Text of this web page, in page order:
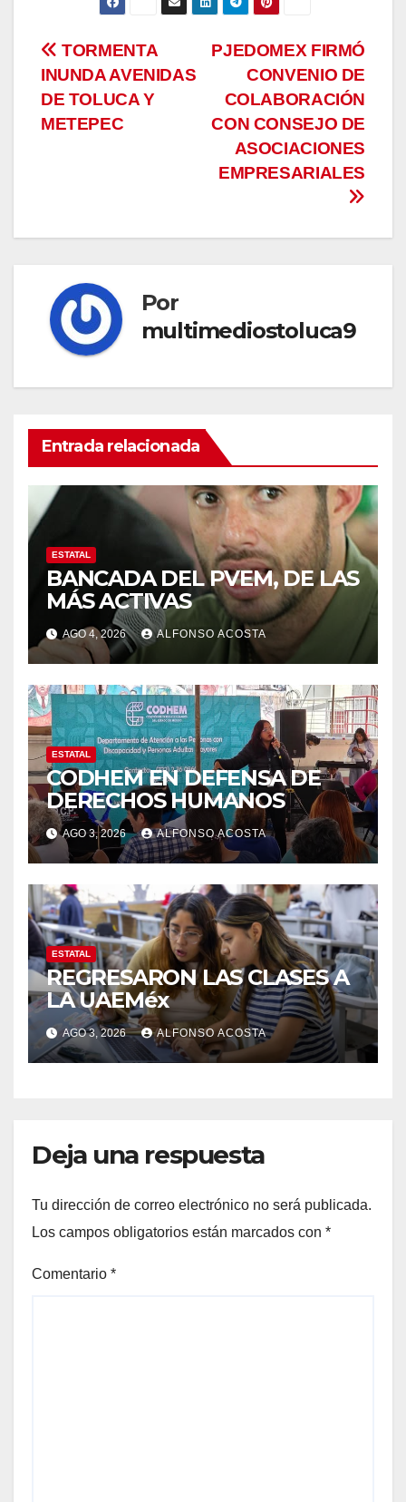
Navegación
de
entradas
PJEDOMEX FIRMÓ
CONVENIO DE
COLABORACIÓN
CON CONSEJO DE
ASOCIACIONES
EMPRESARIALES
TORMENTA
INUNDA AVENIDAS
DE TOLUCA Y
METEPEC
Por
multimediostoluca9
Entrada relacionada
ESTATAL
BANCADA DEL PVEM, DE LAS
MÁS ACTIVAS
AGO 4, 2026 ALFONSO ACOSTA
ESTATAL
CODHEM EN DEFENSA DE
DERECHOS HUMANOS
AGO 3, 2026 ALFONSO ACOSTA
ESTATAL
REGRESARON LAS CLASES A
LA UAEMéx
AGO 3, 2026 ALFONSO ACOSTA
Deja una respuesta
Tu dirección de correo electrónico no será publicada.
Los campos obligatorios están marcados con *
Comentario *